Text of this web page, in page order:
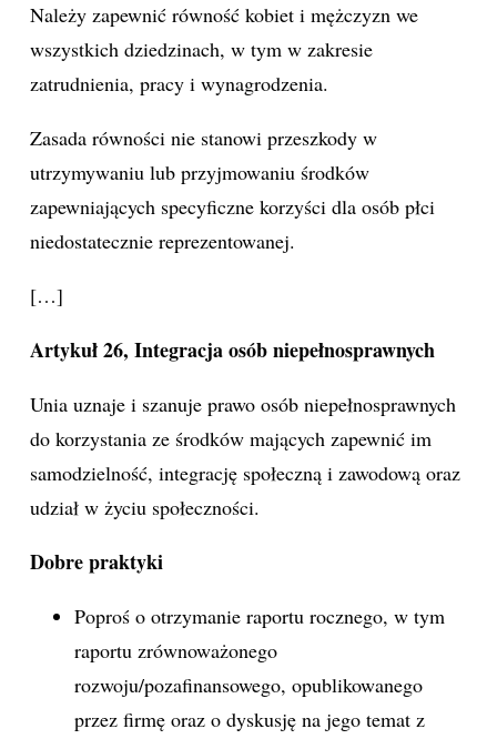
Należy zapewnić równość kobiet i mężczyzn we
wszystkich dziedzinach, w tym w zakresie
zatrudnienia, pracy i wynagrodzenia.
Zasada równości nie stanowi przeszkody w
utrzymywaniu lub przyjmowaniu środków
zapewniających specyficzne korzyści dla osób płci
niedostatecznie reprezentowanej.
[…]
Artykuł 26, Integracja osób niepełnosprawnych
Unia uznaje i szanuje prawo osób niepełnosprawnych
do korzystania ze środków mających zapewnić im
samodzielność, integrację społeczną i zawodową oraz
udział w życiu społeczności.
Dobre praktyki
Poproś o otrzymanie raportu rocznego, w tym
raportu zrównoważonego
rozwoju/pozafinansowego, opublikowanego
przez firmę oraz o dyskusję na jego temat z